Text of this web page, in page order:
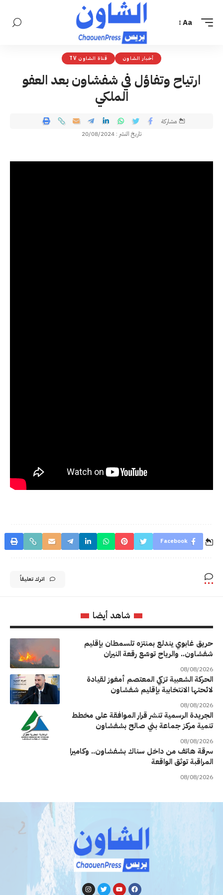
Aa
أخبار الشاون قناة الشاون TV
ارتياح وتفاؤل في شفشاون بعد العفو
الملكي
تاريخ النشر : 20/08/2024
مشاركة
Facebook
اترك تعليقاً
شاهد أيضا
حريق غابوي يندلع بمنتزه تلسمطان بإقليم
شفشاون.. والرياح توسّع رقعة النيران
08/08/2026
الحركة الشعبية تزكي المعتصم أمغوز لقيادة
لائحتها الانتخابية بإقليم شفشاون
08/08/2026
الجريدة الرسمية تنشر قرار الموافقة على مخطط
تنمية مركز جماعة بني صالح بشفشاون
08/08/2026
سرقة هاتف من داخل سناك بشفشاون.. وكاميرا
المراقبة توثق الواقعة
08/08/2026